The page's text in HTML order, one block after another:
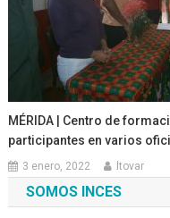
MÉRIDA | Centro de
participantes en varios
3 enero, 2022 ltovar
SOMOS INCES